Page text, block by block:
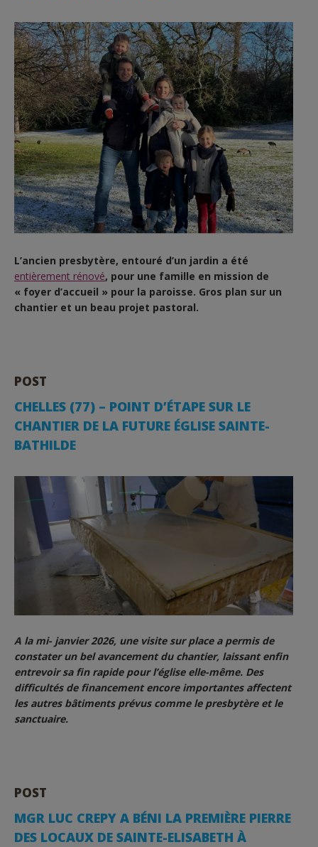
L’ancien presbytère, entouré d’un jardin a été
entièrement rénové, pour une famille en mission de
« foyer d’accueil » pour la paroisse. Gros plan sur un
chantier et un beau projet pastoral.
POST
CHELLES (77) – POINT D’ÉTAPE SUR LE
CHANTIER DE LA FUTURE ÉGLISE SAINTE-
BATHILDE
A la mi- janvier 2026, une visite sur place a permis de
constater un bel avancement du chantier, laissant enfin
entrevoir sa fin rapide pour l’église elle-même. Des
difficultés de financement encore importantes affectent
les autres bâtiments prévus comme le presbytère et le
sanctuaire.
POST
MGR LUC CREPY A BÉNI LA PREMIÈRE PIERRE
DES LOCAUX DE SAINTE-ELISABETH À